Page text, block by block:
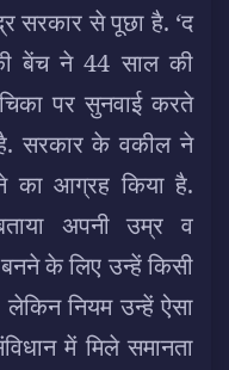
सरकार से पूछा है. ‘द
बेंच ने 44 साल की
पर सुनवाई करते
सरकार के वकील ने
का आग्रह किया है.
अपनी उम्र व
के लिए उन्हें किसी
लेकिन नियम उन्हें ऐसा
में मिले समानता